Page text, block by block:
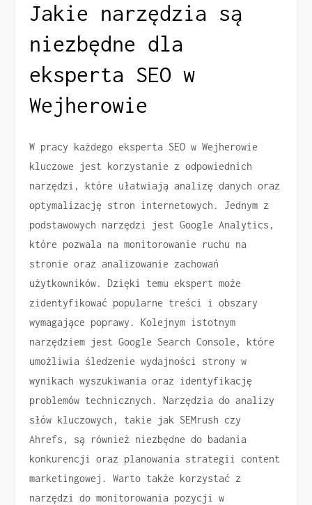
Jakie narzędzia są
niezbędne dla
eksperta SEO w
Wejherowie
W pracy każdego eksperta SEO w Wejherowie
kluczowe jest korzystanie z odpowiednich
narzędzi, które ułatwiają analizę danych oraz
optymalizację stron internetowych. Jednym z
podstawowych narzędzi jest Google Analytics,
które pozwala na monitorowanie ruchu na
stronie oraz analizowanie zachowań
użytkowników. Dzięki temu ekspert może
zidentyfikować popularne treści i obszary
wymagające poprawy. Kolejnym istotnym
narzędziem jest Google Search Console, które
umożliwia śledzenie wydajności strony w
wynikach wyszukiwania oraz identyfikację
problemów technicznych. Narzędzia do analizy
słów kluczowych, takie jak SEMrush czy
Ahrefs, są również niezbędne do badania
konkurencji oraz planowania strategii content
marketingowej. Warto także korzystać z
narzędzi do monitorowania pozycji w